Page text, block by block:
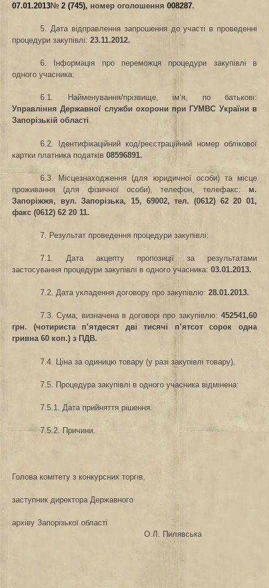
07.01.2013№ 2 (745), номер оголошення 008287.
5. Дата відправлення запрошення до участі в проведенні
процедури закупівлі: 23.11.2012.
6. Інформація про переможця процедури закупівлі в
одного учасника:
6.1. Найменування/прізвище, ім’я, по батькові:
Управління Державної служби охорони при ГУМВС України в
Запорізькій області.
6.2. Ідентифікаційний код/реєстраційний номер облікової
картки платника податків 08596891.
6.3. Місцезнаходження (для юридичної особи) та місце
проживання (для фізичної особи), телефон, телефакс: м.
Запоріжжя, вул. Запорізька, 15, 69002, тел. (0612) 62 20 01,
факс (0612) 62 20 11.
7. Результат проведення процедури закупівлі:
7.1. Дата акцепту пропозиції за результатами
застосування процедури закупівлі в одного учасника: 03.01.2013.
7.2. Дата укладення договору про закупівлю:28.01.2013.
7.3. Сума, визначена в договорі про закупівлю: 452541,60
грн. (чотириста п’ятдесят дві тисячі п’ятсот сорок одна
гривна 60 коп.) з ПДВ.
7.4. Ціна за одиницю товару (у разі закупівлі товару).
7.5. Процедура закупівлі в одного учасника відмінена:
7.5.1. Дата прийняття рішення.
7.5.2. Причини.
Голова комітету з конкурсних торгів,
заступник директора Державного
архіву Запорізької області
О.Л. Пилявська